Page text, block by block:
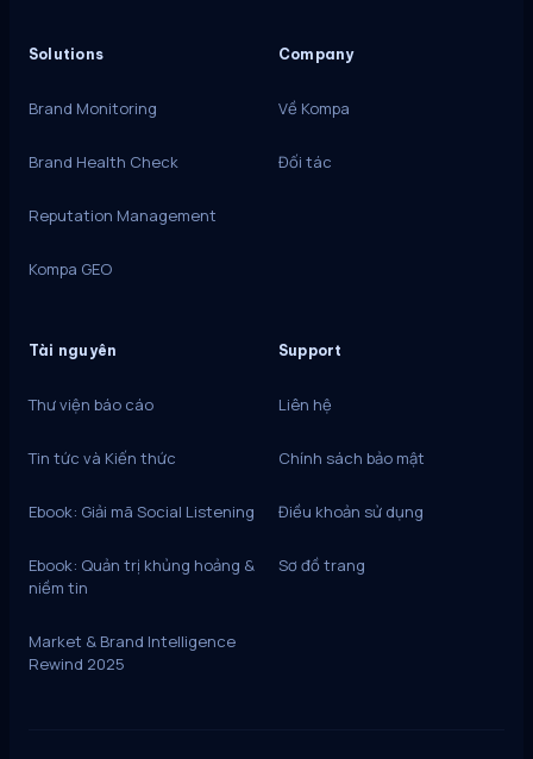
Solutions
Brand Monitoring
Brand Health Check
Reputation Management
Kompa GEO
Company
Về Kompa
Đối tác
Tài nguyên
Thư viện báo cáo
Tin tức và Kiến thức
Ebook: Giải mã Social Listening
Ebook: Quản trị khủng hoảng &
niềm tin
Market & Brand Intelligence
Rewind 2025
Support
Liên hệ
Chính sách bảo mật
Điều khoản sử dụng
Sơ đồ trang